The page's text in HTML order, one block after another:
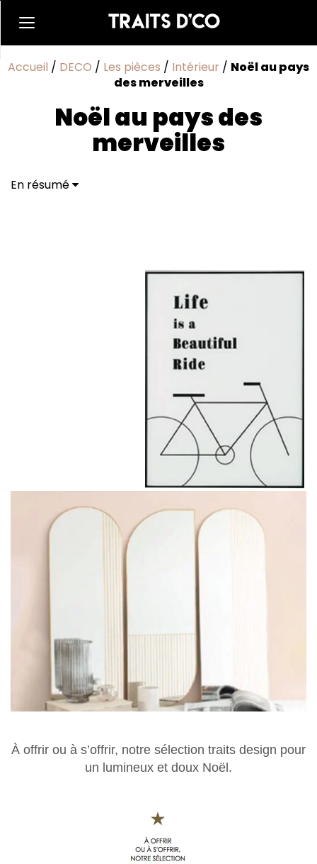
Accueil / DECO / Les pièces / Intérieur / Noël au pays
des merveilles
Noël au pays des
merveilles
En résumé
À offrir ou à s’offrir, notre sélection traits design pour
un lumineux et doux Noël.